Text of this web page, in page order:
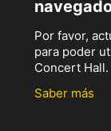
Por favor,
para poder
Concert Hall.
Saber más